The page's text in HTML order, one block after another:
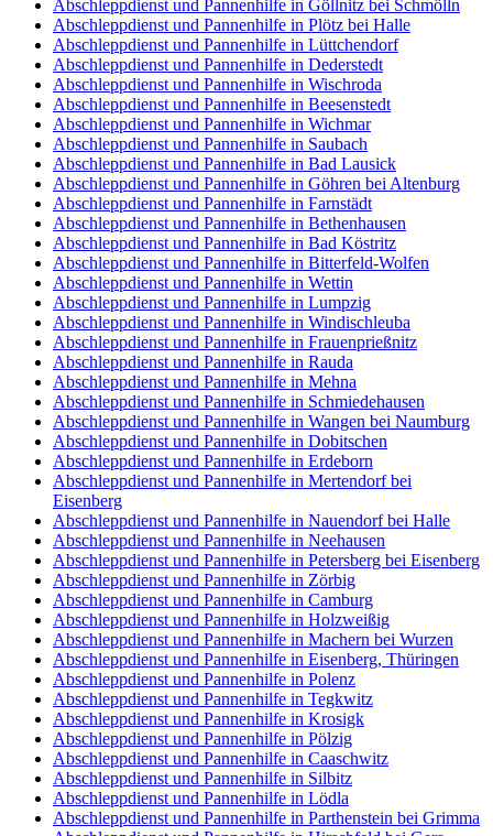
Abschleppdienst und Pannenhilfe in Göllnitz bei Schmölln
Abschleppdienst und Pannenhilfe in Plötz bei Halle
Abschleppdienst und Pannenhilfe in Lüttchendorf
Abschleppdienst und Pannenhilfe in Dederstedt
Abschleppdienst und Pannenhilfe in Wischroda
Abschleppdienst und Pannenhilfe in Beesenstedt
Abschleppdienst und Pannenhilfe in Wichmar
Abschleppdienst und Pannenhilfe in Saubach
Abschleppdienst und Pannenhilfe in Bad Lausick
Abschleppdienst und Pannenhilfe in Göhren bei Altenburg
Abschleppdienst und Pannenhilfe in Farnstädt
Abschleppdienst und Pannenhilfe in Bethenhausen
Abschleppdienst und Pannenhilfe in Bad Köstritz
Abschleppdienst und Pannenhilfe in Bitterfeld-Wolfen
Abschleppdienst und Pannenhilfe in Wettin
Abschleppdienst und Pannenhilfe in Lumpzig
Abschleppdienst und Pannenhilfe in Windischleuba
Abschleppdienst und Pannenhilfe in Frauenprießnitz
Abschleppdienst und Pannenhilfe in Rauda
Abschleppdienst und Pannenhilfe in Mehna
Abschleppdienst und Pannenhilfe in Schmiedehausen
Abschleppdienst und Pannenhilfe in Wangen bei Naumburg
Abschleppdienst und Pannenhilfe in Dobitschen
Abschleppdienst und Pannenhilfe in Erdeborn
Abschleppdienst und Pannenhilfe in Mertendorf bei
Eisenberg
Abschleppdienst und Pannenhilfe in Nauendorf bei Halle
Abschleppdienst und Pannenhilfe in Neehausen
Abschleppdienst und Pannenhilfe in Petersberg bei Eisenberg
Abschleppdienst und Pannenhilfe in Zörbig
Abschleppdienst und Pannenhilfe in Camburg
Abschleppdienst und Pannenhilfe in Holzweißig
Abschleppdienst und Pannenhilfe in Machern bei Wurzen
Abschleppdienst und Pannenhilfe in Eisenberg, Thüringen
Abschleppdienst und Pannenhilfe in Polenz
Abschleppdienst und Pannenhilfe in Tegkwitz
Abschleppdienst und Pannenhilfe in Krosigk
Abschleppdienst und Pannenhilfe in Pölzig
Abschleppdienst und Pannenhilfe in Caaschwitz
Abschleppdienst und Pannenhilfe in Silbitz
Abschleppdienst und Pannenhilfe in Lödla
Abschleppdienst und Pannenhilfe in Parthenstein bei Grimma